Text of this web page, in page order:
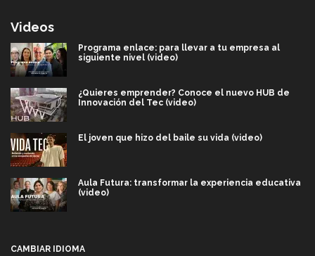
Videos
Programa enlace: para llevar a tu empresa al
siguiente nivel (video)
¿Quieres emprender? Conoce el nuevo HUB de
Innovación del Tec (video)
El joven que hizo del baile su vida (video)
Aula Futura: transformar la experiencia educativa
(video)
CAMBIAR IDIOMA